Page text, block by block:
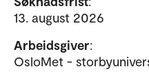
13. august 2026
Arbeidsgiver:
OsloMet -